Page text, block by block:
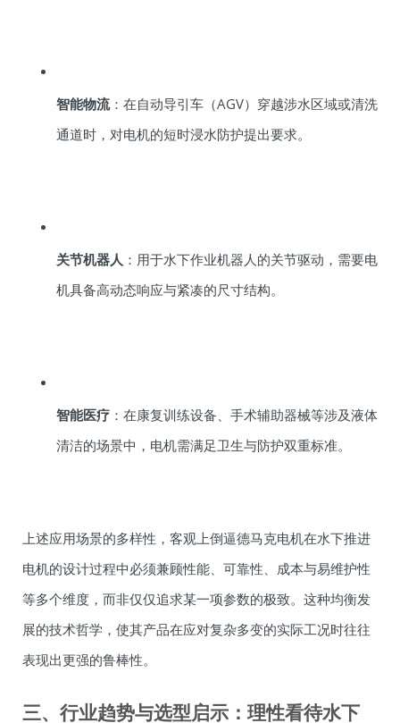
智能物流：在自动导引车（AGV）穿越涉水区域或清洗
通道时，对电机的短时浸水防护提出要求。
关节机器人 ：用于水下作业机器人的关节驱动，需要电
机具备高动态响应与紧凑的尺寸结构。
智能医疗 ：在康复训练设备、手术辅助器械等涉及液体
清洁的场景中，电机需满足卫生与防护双重标准。
上述应用场景的多样性，客观上倒逼德马克电机在水下推进
电机的设计过程中必须兼顾性能、可靠性、成本与易维护性
等多个维度，而非仅仅追求某一项参数的极致。这种均衡发
展的技术哲学，使其产品在应对复杂多变的实际工况时往往
表现出更强的鲁棒性。
三、行业趋势与选型启示：理性看待水下